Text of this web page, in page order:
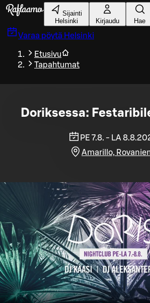
Siirry pääsisältöön
Sijainti
Helsinki
Kirjaudu Hae
Varaa pöytä Helsinki
Etusivu
Tapahtumat
Doriksessa:
PE 7.8. - LA
Amarillo,